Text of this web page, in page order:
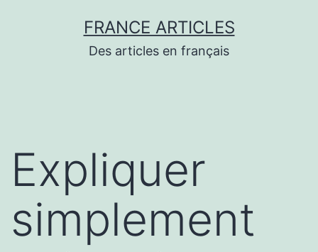
FRANCE ARTICLES
Des articles en français
Expliquer
simplement